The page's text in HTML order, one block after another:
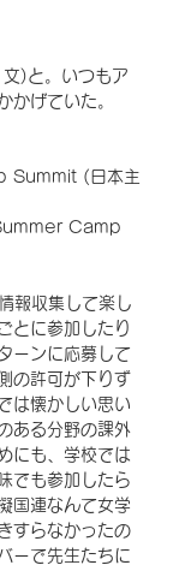
)と。いつもア
かげていた。
Summit (日本主
Camp
報収集して楽し
とに参加したり
ーンに応募して
の許可が下りず
は懐かしい思い
ある分野の課外
にも、学校では
でも参加したら
国連なんて女学
すらなかったの
ーで先生たちに